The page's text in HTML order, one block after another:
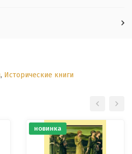
, Исторические книги
новинка